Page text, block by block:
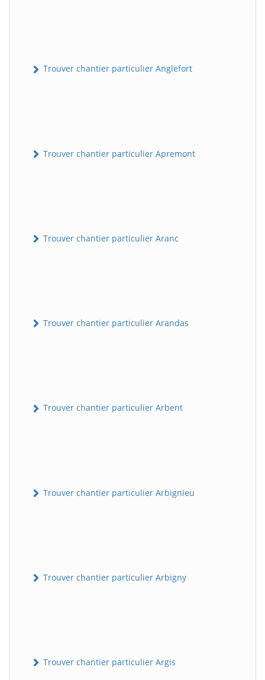
Trouver chantier particulier Anglefort
Trouver chantier particulier Apremont
Trouver chantier particulier Aranc
Trouver chantier particulier Arandas
Trouver chantier particulier Arbent
Trouver chantier particulier Arbignieu
Trouver chantier particulier Arbigny
Trouver chantier particulier Argis